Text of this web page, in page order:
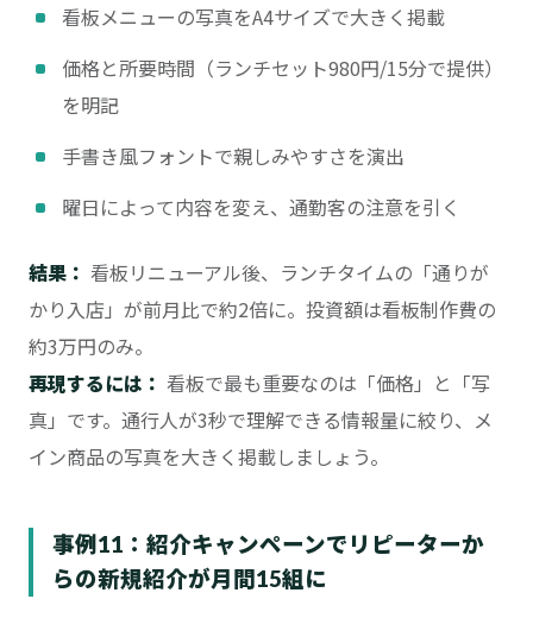
看板メニューの写真をA4サイズで大きく掲載
価格と所要時間（ランチセット980円/15分で提供）
を明記
手書き風フォントで親しみやすさを演出
曜日によって内容を変え、通勤客の注意を引く
結果： 看板リニューアル後、ランチタイムの「通りが
かり入店」が前月比で約2倍に。投資額は看板制作費の
約3万円のみ。
再現するには： 看板で最も重要なのは「価格」と「写
真」です。通行人が3秒で理解できる情報量に絞り、メ
イン商品の写真を大きく掲載しましょう。
事例11：紹介キャンペーンでリピーターか
らの新規紹介が月間15組に